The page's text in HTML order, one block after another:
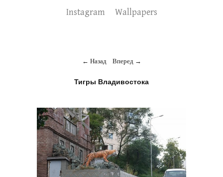
Instagram
Wallpapers
Назад Вперед
Тигры Владивостока